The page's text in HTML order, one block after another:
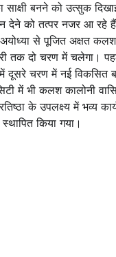
बनने को उत्सुक
देने को तत्पर नजर आ रहे
अयोध्या से पूजित अक्षत
तक दो चरण में चलेगा।
दूसरे चरण में नई विकसित
भी कलश कालोनी
के उपलक्ष्य में भव्य
किया गया।